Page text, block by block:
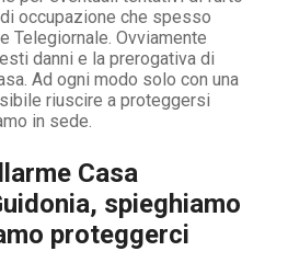
occupazione che spesso
Telegiornale. Ovviamente
danni e la prerogativa di
Ad ogni modo solo con una
riuscire a proteggersi
in sede.
Casa
spieghiamo
proteggerci